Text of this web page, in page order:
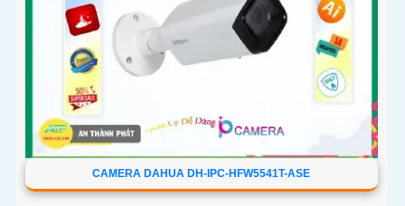
CAMERA DAHUA DH-IPC-HFW5541T-ASE